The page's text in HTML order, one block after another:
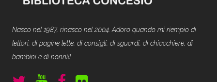
Nasco nel 1987, rinasco nel 2004. Adoro quando mi riempio di
lettori, di pagine lette, di consigli, di sguardi, di chiacchiere, di
bambini e di nonni!!